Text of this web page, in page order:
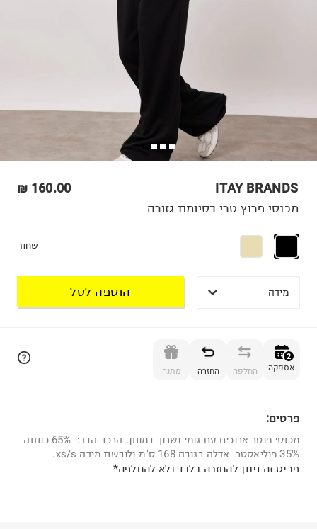
ITAY BRANDS
160.00 ₪
מכנסי פרנץ טרי בסיומת גזורה
שחור
מידה הוספה לסל
2
אספקה החלפה החזרה מתנה
פרטים:
מכנסי פוטר ארוכים עם גומי ושרוך במותן. הרכב הבד: 65% כותנה
35% פוליאסטר. אדלה בגובה 168 ס"מ ולובשת מידה xs/s.
פריט זה ניתן להחזרה בלבד ולא להחלפה*